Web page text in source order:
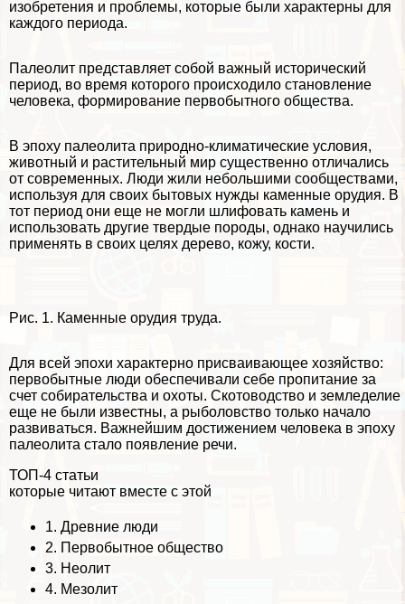
изобретения и проблемы, которые были хаpaктерны для
каждого периода.
Палеолит представляет собой важный исторический
период, во время которого происходило становление
человека, формирование первобытного общества.
В эпоху палеолита природно-климатические условия,
животный и растительный мир существенно отличались
от современных. Люди жили небольшими сообществами,
используя для своих бытовых нужды каменные орудия. В
тот период они еще не могли шлифовать камень и
использовать другие твердые породы, однако научились
применять в своих целях дерево, кожу, кости.
Рис. 1. Каменные орудия труда.
Для всей эпохи хаpaктерно присваивающее хозяйство:
первобытные люди обеспечивали себе пропитание за
счет собирательства и охоты. Скотоводство и земледелие
еще не были известны, а рыболовство только начало
развиваться. Важнейшим достижением человека в эпоху
палеолита стало появление речи.
ТОП-4 статьи
которые читают вместе с этой
1. Древние люди
2. Первобытное общество
3. Неолит
4. Мезолит